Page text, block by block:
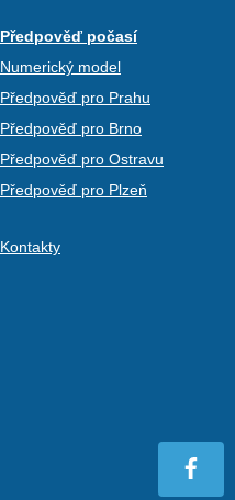
Předpověď počasí
Numerický model
Předpověď pro Prahu
Předpověď pro Brno
Předpověď pro Ostravu
Předpověď pro Plzeň
Kontakty